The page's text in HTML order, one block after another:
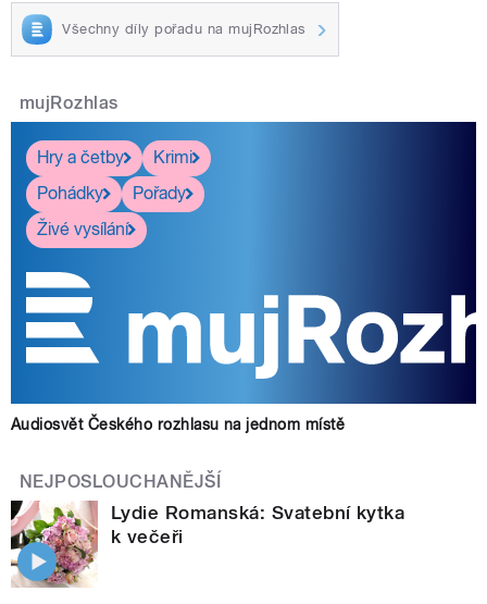
Všechny díly pořadu na mujRozhlas
mujRozhlas
Hry a četby
Krimi
Pohádky
Pořady
Živé vysílání
Audiosvět Českého rozhlasu na jednom místě
NEJPOSLOUCHANĚJŠÍ
Lydie Romanská: Svatební kytka
k večeři